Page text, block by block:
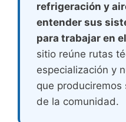
refrigeración y
entender sus
para trabajar en
sitio reúne rutas
especialización y
que produciremos
de la comunidad.